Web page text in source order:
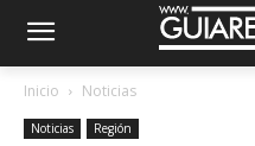
Inicio Noticias
Noticias Región